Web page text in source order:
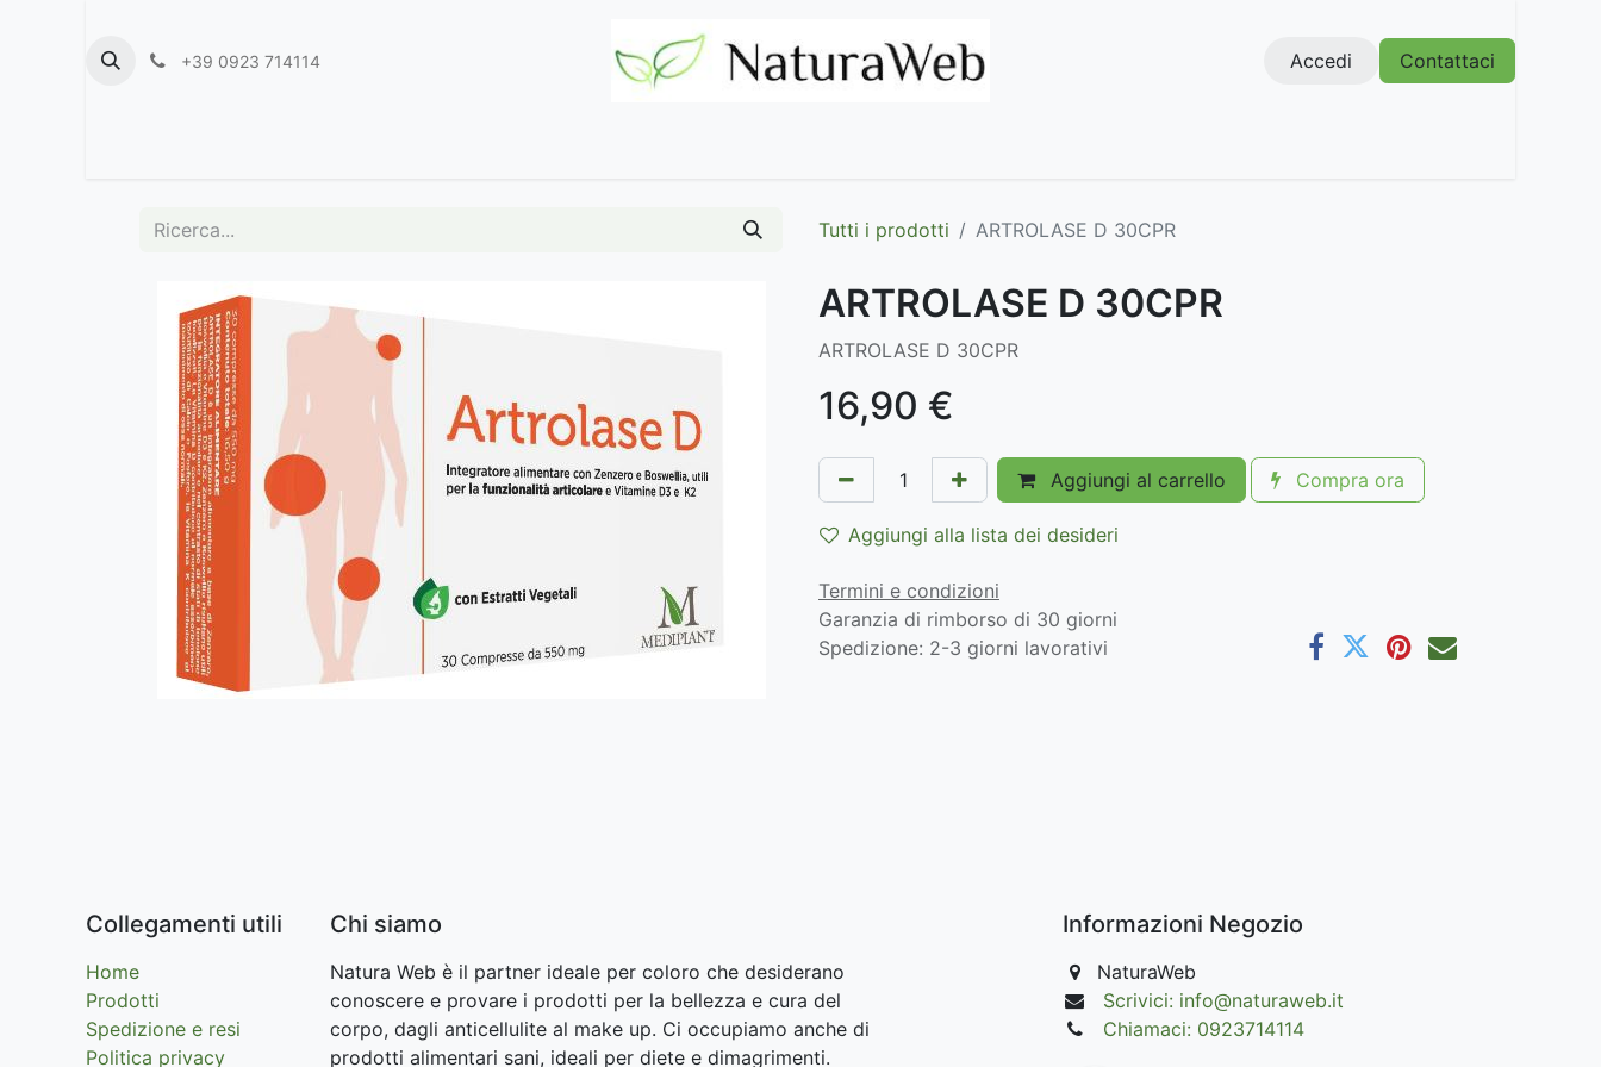
+39 0923 714114 Accedi Contattaci
Tutti i prodotti ARTROLASE D 30CPR
ARTROLASE D 30CPR
ARTROLASE D 30CPR
16,90 €
Aggiungi al carrello Compra ora
Aggiungi alla lista dei desideri
Termini e condizioni
Garanzia di rimborso di 30 giorni
Spedizione: 2-3 giorni lavorativi
Collegamenti utili
Home
Prodotti
Spedizione e resi
Politica privacy
Chi siamo
Natura Web è il partner ideale per coloro che desiderano
conoscere e provare i prodotti per la bellezza e cura del
corpo, dagli anticellulite al make up. Ci occupiamo anche di
prodotti alimentari sani, ideali per diete e dimagrimenti.
Informazioni Negozio
NaturaWeb
Scrivici: info@naturaweb.it
Chiamaci: 0923714114